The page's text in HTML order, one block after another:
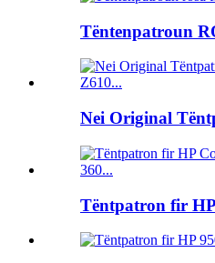
Tëntenpatroun
Nei Original
Tëntpatron fir